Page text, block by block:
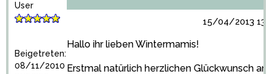
User
Beigetreten:
08/11/2010
15/04/2013
Hallo ihr lieben Wintermamis!
Erstmal natürlich herzlichen Glückwunsch an